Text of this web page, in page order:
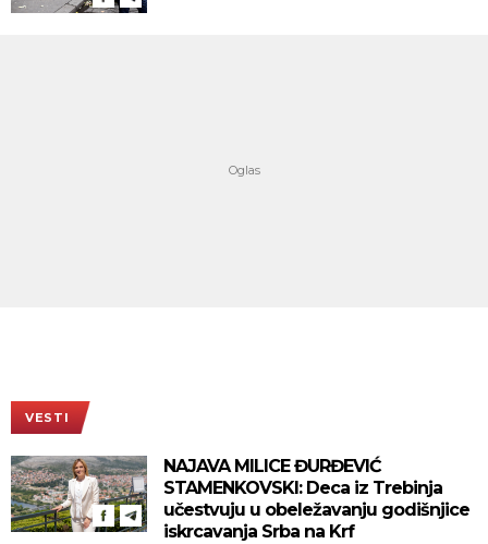
VESTI
NAJAVA MILICE ĐURĐEVIĆ
STAMENKOVSKI: Deca iz Trebinja
učestvuju u obeležavanju godišnjice
iskrcavanja Srba na Krf